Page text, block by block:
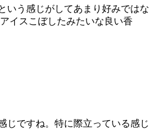
いう感じがしてあまり好みではな
イスこぼしたみたいな良い香
じですね。特に際立っている感じ